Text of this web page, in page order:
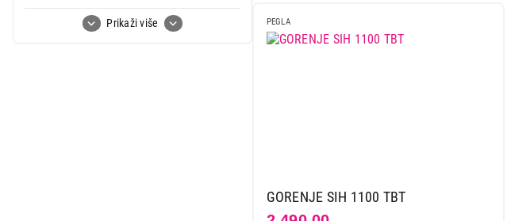
Sve za kuću i baštu
Prikaži više
Clatronic
4
PEGLA
GORENJE SIH 1100 TBT